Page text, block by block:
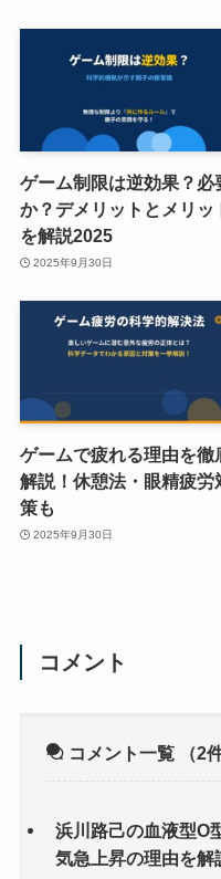
ゲーム制限は逆効果？必
か？デメリットとメリッ
を解説2025
2025年9月30日
ゲームで疲れる理由を徹
解説！休憩法・眼精疲労
策も
2025年9月30日
コメント
コメント一覧 （2
浜川路己の血液型O
気急上昇の理由を解